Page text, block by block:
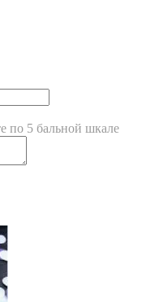
по 5 бальной шкале